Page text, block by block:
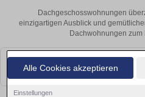
Alle Cookies akzeptieren
Einstellungen
Dachgeschosswohnungen
einzigartigen Ausblick und
Dachwohnungen zum
Leider konnten wir derzeit keine
bald wieder vorbei!